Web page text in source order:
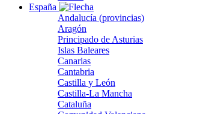
España
Andalucía (provincias)
Aragón
Principado de Asturias
Islas Baleares
Canarias
Cantabria
Castilla y León
Castilla-La Mancha
Cataluña